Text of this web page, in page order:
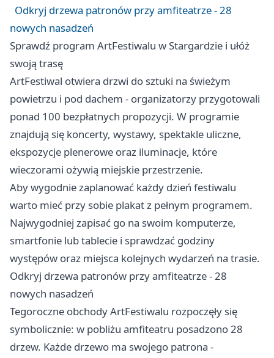
Odkryj drzewa patronów przy amfiteatrze - 28
nowych nasadzeń
Sprawdź program ArtFestiwalu w Stargardzie i ułóż
swoją trasę
ArtFestiwal otwiera drzwi do sztuki na świeżym
powietrzu i pod dachem - organizatorzy przygotowali
ponad 100 bezpłatnych propozycji. W programie
znajdują się koncerty, wystawy, spektakle uliczne,
ekspozycje plenerowe oraz iluminacje, które
wieczorami ożywią miejskie przestrzenie.
Aby wygodnie zaplanować każdy dzień festiwalu
warto mieć przy sobie plakat z pełnym programem.
Najwygodniej zapisać go na swoim komputerze,
smartfonie lub tablecie i sprawdzać godziny
występów oraz miejsca kolejnych wydarzeń na trasie.
Odkryj drzewa patronów przy amfiteatrze - 28
nowych nasadzeń
Tegoroczne obchody ArtFestiwalu rozpoczęły się
symbolicznie: w pobliżu amfiteatru posadzono 28
drzew. Każde drzewo ma swojego patrona -